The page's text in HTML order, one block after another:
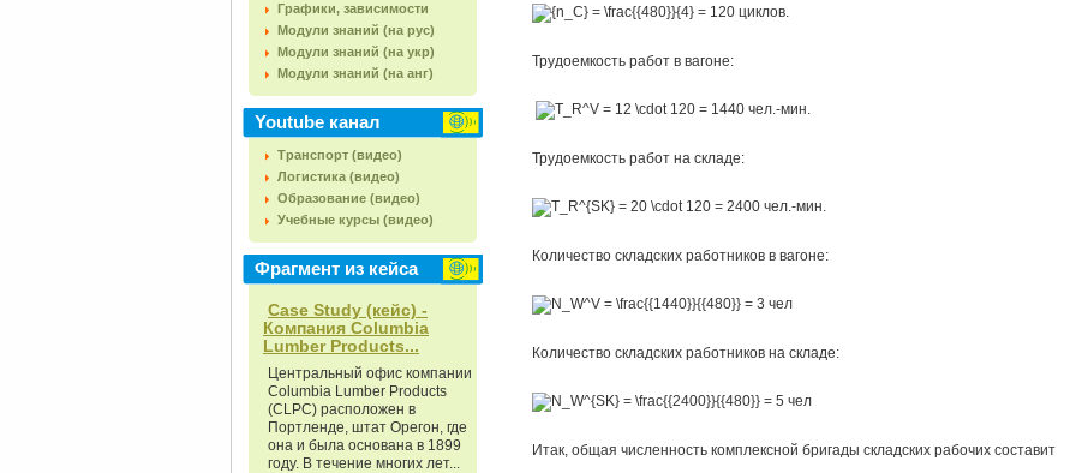
Графики, зависимости
Модули знаний (на рус)
Модули знаний (на укр)
Модули знаний (на анг)
Youtube канал
Транспорт (видео)
Логистика (видео)
Образование (видео)
Учебные курсы (видео)
Фрагмент из кейса
Case Study (кейс) -
Компания Columbia
Lumber Products...
Центральный офис компании
Columbia Lumber Products
(CLPC) расположен в
Портленде, штат Орегон, где
она и была основана в 1899
году. В течение многих лет...
циклов.
Трудоемкость работ в вагоне:
чел.-мин.
Трудоемкость работ на складе:
чел.-мин.
Количество складских работников в вагоне:
чел
Количество складских работников на складе:
чел
Итак, общая численность комплексной бригады складских рабочих составит